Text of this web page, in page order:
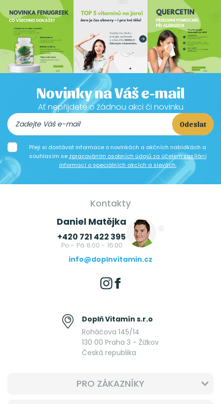
Novinky na Váš e-mail
Ať nepřijdete o žádnou akci či novinku
Odeslat
Přeji si dostávat informace o novinkách a akčních nabídkách a
souhlasím se zpracováním osobních údajů za účelem zasílání
informací o speciálních akcích a slevách.
Kontakty
Daniel Matějka
+420 721 422 395
Po - Pá 8:00 - 16:00
info@doplnvitamin.cz
Doplň Vitamín s.r.o
Roháčova 145/14
130 00 Praha 3 - Žižkov
Česká republika
PRO ZÁKAZNÍKY